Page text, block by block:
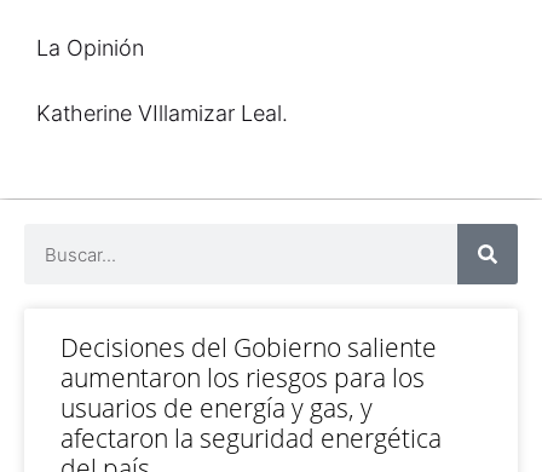
La Opinión
Katherine VIllamizar Leal.
Decisiones del Gobierno saliente
aumentaron los riesgos para los
usuarios de energía y gas, y
afectaron la seguridad energética